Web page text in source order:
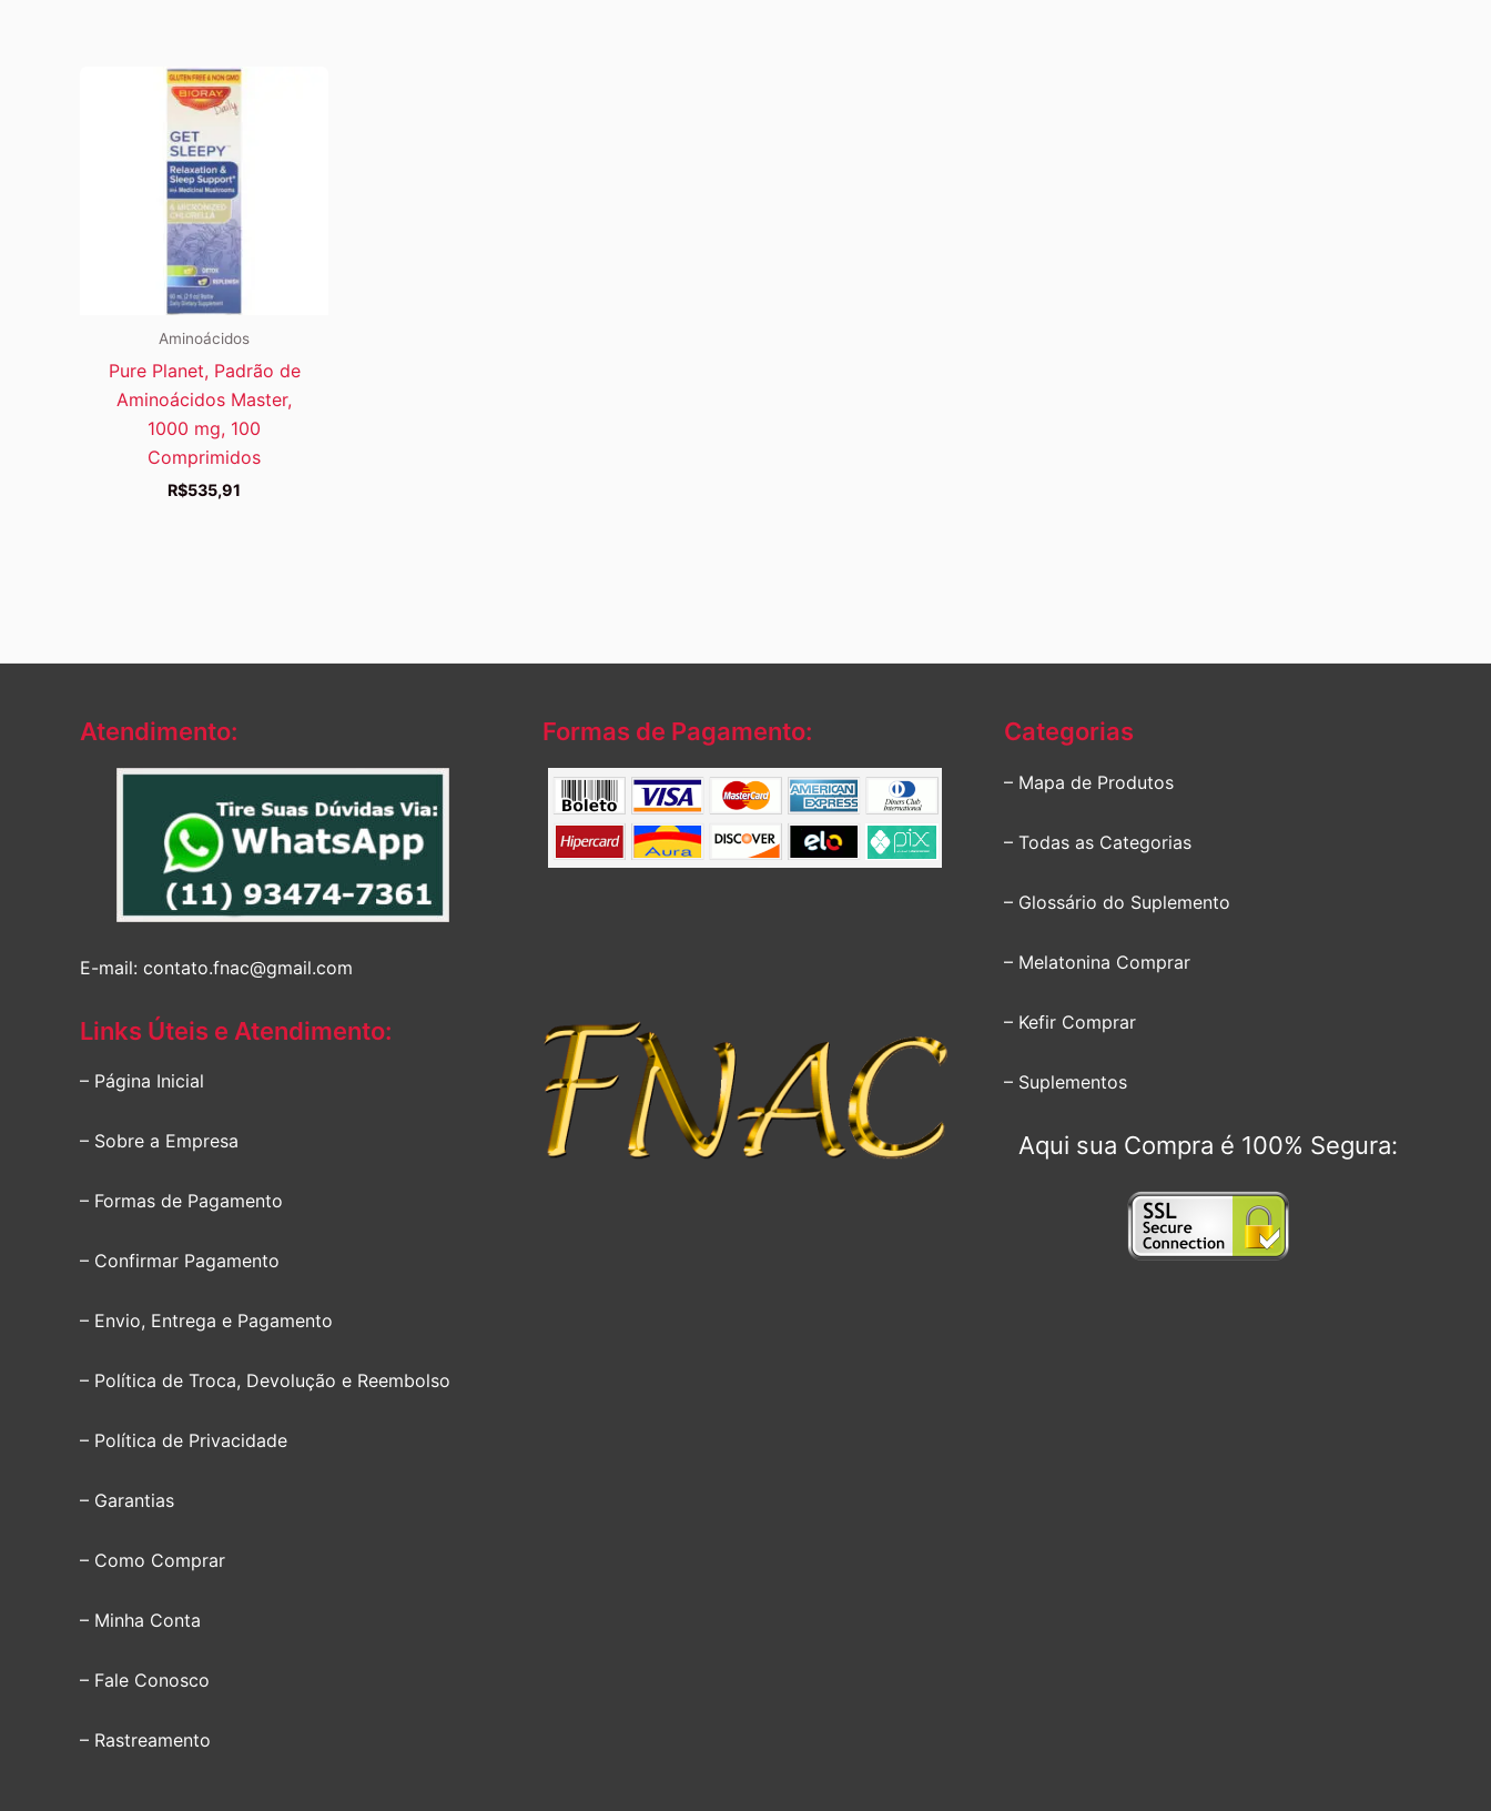
Aminoácidos
Pure Planet, Padrão de
Aminoácidos Master,
1000 mg, 100
Comprimidos
R$535,91
Atendimento:
E-mail: contato.fnac@gmail.com
Links Úteis e Atendimento:
– Página Inicial
– Sobre a Empresa
– Formas de Pagamento
– Confirmar Pagamento
– Envio, Entrega e Pagamento
– Política de Troca, Devolução e Reembolso
– Política de Privacidade
– Garantias
– Como Comprar
– Minha Conta
– Fale Conosco
– Rastreamento
Formas de Pagamento: Categorias
– Mapa de Produtos
– Todas as Categorias
– Glossário do Suplemento
– Melatonina Comprar
– Kefir Comprar
– Suplementos
Aqui sua Compra é 100% Segura: